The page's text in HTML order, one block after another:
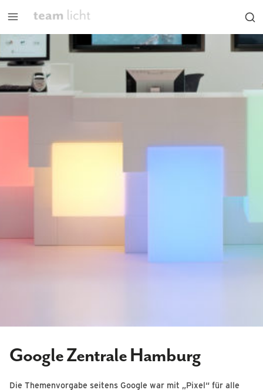
Google Zentrale Hamburg
Die Themenvorgabe seitens Google war mit „Pixel“ für alle